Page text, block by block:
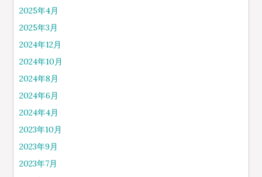
2025年4月
2025年3月
2024年12月
2024年10月
2024年8月
2024年6月
2024年4月
2023年10月
2023年9月
2023年7月